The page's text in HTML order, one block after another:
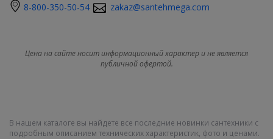
8-800-350-50-54 zakaz@santehmega.com
Цена на сайте носит информационный характер и не является
публичной офертой.
В нашем каталоге вы найдете все последние новинки сантехники с
подробным описанием технических характеристик, фото и ценами.